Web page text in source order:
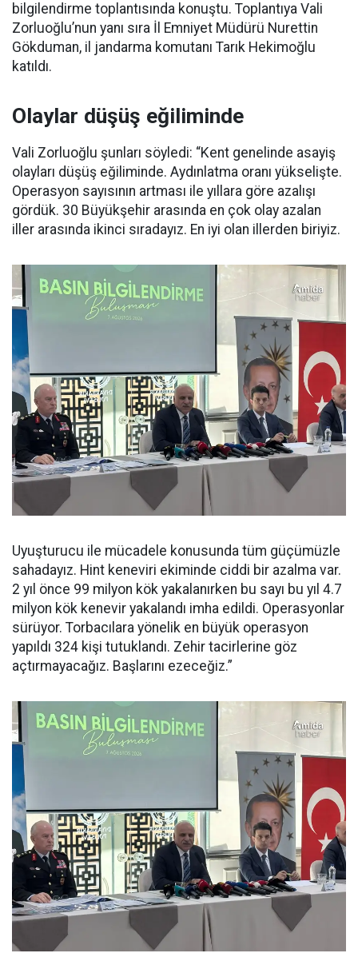
bilgilendirme toplantısında konuştu. Toplantıya Vali
Zorluoğlu’nun yanı sıra İl Emniyet Müdürü Nurettin
Gökduman, il jandarma komutanı Tarık Hekimoğlu
katıldı.
Olaylar düşüş eğiliminde
Vali Zorluoğlu şunları söyledi: “Kent genelinde asayiş
olayları düşüş eğiliminde. Aydınlatma oranı yükselişte.
Operasyon sayısının artması ile yıllara göre azalışı
gördük. 30 Büyükşehir arasında en çok olay azalan
iller arasında ikinci sıradayız. En iyi olan illerden biriyiz.
Uyuşturucu ile mücadele konusunda tüm güçümüzle
sahadayız. Hint keneviri ekiminde ciddi bir azalma var.
2 yıl önce 99 milyon kök yakalanırken bu sayı bu yıl 4.7
milyon kök kenevir yakalandı imha edildi. Operasyonlar
sürüyor. Torbacılara yönelik en büyük operasyon
yapıldı 324 kişi tutuklandı. Zehir tacirlerine göz
açtırmayacağız. Başlarını ezeceğiz.”